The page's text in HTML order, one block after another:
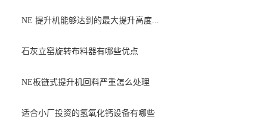
NE 提升机能够达到的最大提升高度...
石灰立窑旋转布料器有哪些优点
NE板链式提升机回料严重怎么处理
适合小厂投资的氢氧化钙设备有哪些